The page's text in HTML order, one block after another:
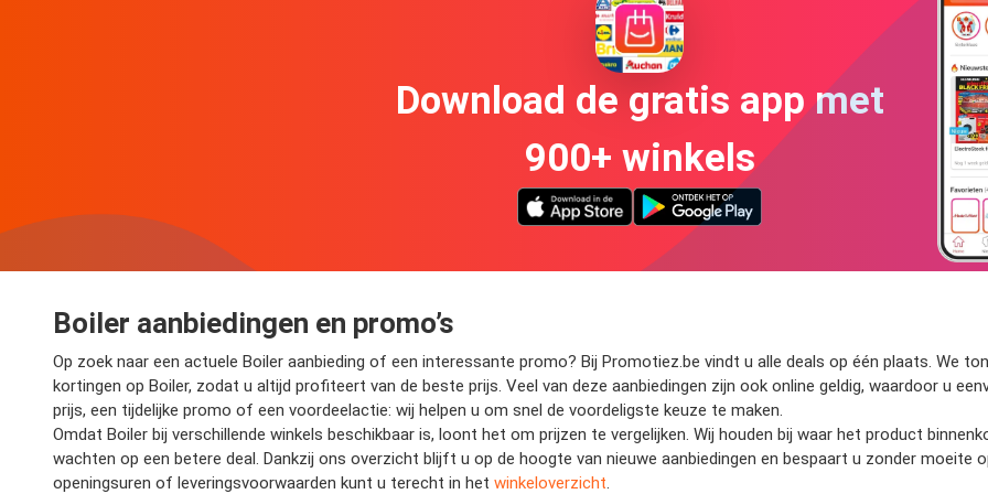
Download de gratis app met
900+ winkels
Boiler aanbiedingen en promo’s
Op zoek naar een actuele Boiler aanbieding of een interessante promo? Bij Promotiez.be vindt u alle deals op één plaats. We
kortingen op Boiler, zodat u altijd profiteert van de beste prijs. Veel van deze aanbiedingen zijn ook online geldig, waardoor u
prijs, een tijdelijke promo of een voordeelactie: wij helpen u om snel de voordeligste keuze te maken.
Omdat Boiler bij verschillende winkels beschikbaar is, loont het om prijzen te vergelijken. Wij houden bij waar het product
wachten op een betere deal. Dankzij ons overzicht blijft u op de hoogte van nieuwe aanbiedingen en bespaart u zonder
openingsuren of leveringsvoorwaarden kunt u terecht in het winkeloverzicht